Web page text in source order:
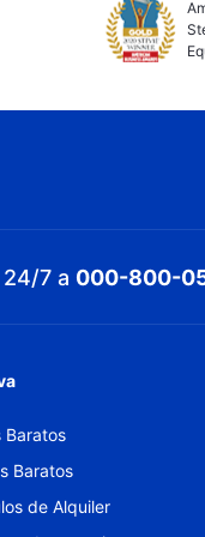
7 a 000-800-
Baratos
Baratos
de Alquiler